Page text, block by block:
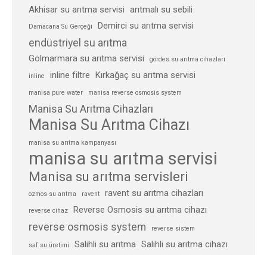
Akhisar su arıtma servisi arıtmalı su sebili
Damacana Su Gerçeği Demirci su arıtma servisi
endüstriyel su arıtma
Gölmarmara su arıtma servisi gördes su arıtma cihazları
inline inline filtre Kırkağaç su arıtma servisi
manisa pure water manisa reverse osmosis system
Manisa Su Arıtma Cihazları
Manisa Su Arıtma Cihazı
manisa su arıtma kampanyası
manisa su arıtma servisi
Manisa su arıtma servisleri
ozmos su arıtma ravent ravent su arıtma cihazları
reverse cihaz Reverse Osmosis su arıtma cihazı
reverse osmosis system reverse sistem
saf su üretimi Salihli su arıtma Salihli su arıtma cihazı